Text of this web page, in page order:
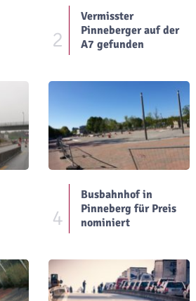
2
Vermisster
Pinneberger auf der
A7 gefunden
4
Busbahnhof in
Pinneberg für Preis
nominiert